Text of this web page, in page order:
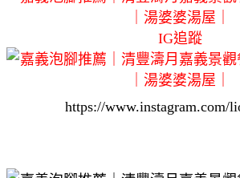
IG追蹤
https://www.instagram.com/